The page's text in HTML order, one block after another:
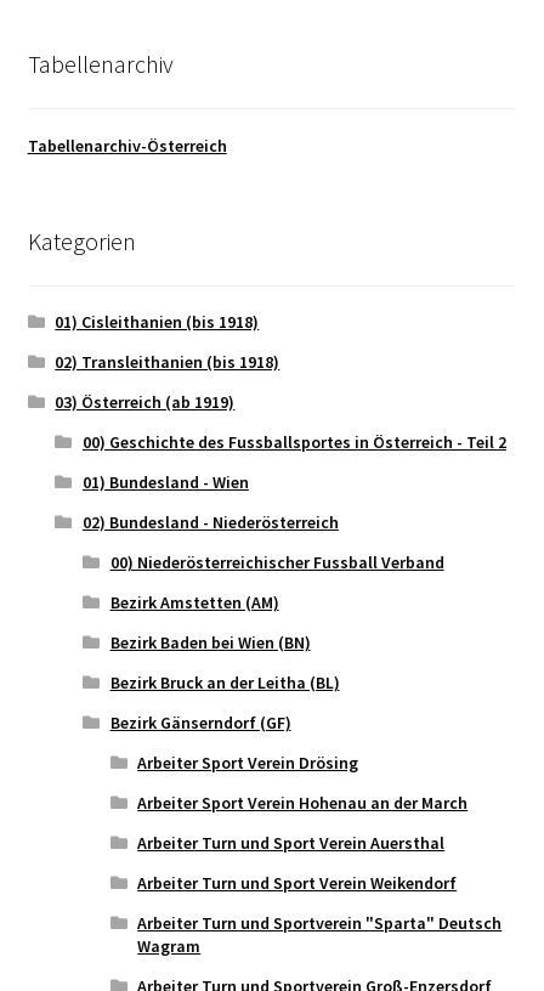
Tabellenarchiv
Tabellenarchiv-Österreich
Kategorien
01) Cisleithanien (bis 1918)
02) Transleithanien (bis 1918)
03) Österreich (ab 1919)
00) Geschichte des Fussballsportes in Österreich - Teil 2
01) Bundesland - Wien
02) Bundesland - Niederösterreich
00) Niederösterreichischer Fussball Verband
Bezirk Amstetten (AM)
Bezirk Baden bei Wien (BN)
Bezirk Bruck an der Leitha (BL)
Bezirk Gänserndorf (GF)
Arbeiter Sport Verein Drösing
Arbeiter Sport Verein Hohenau an der March
Arbeiter Turn und Sport Verein Auersthal
Arbeiter Turn und Sport Verein Weikendorf
Arbeiter Turn und Sportverein "Sparta" Deutsch
Wagram
Arbeiter Turn und Sportverein Groß-Enzersdorf